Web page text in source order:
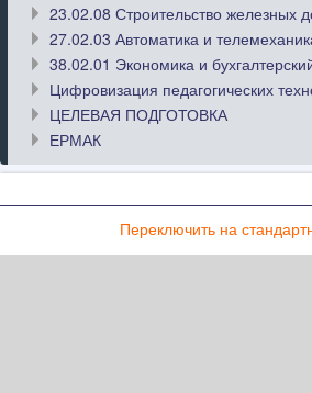
23.02.08 Строительство железных
27.02.03 Автоматика и
38.02.01 Экономика и
Цифровизация педагогических
ЦЕЛЕВАЯ ПОДГОТОВКА
ЕРМАК
Переключить на